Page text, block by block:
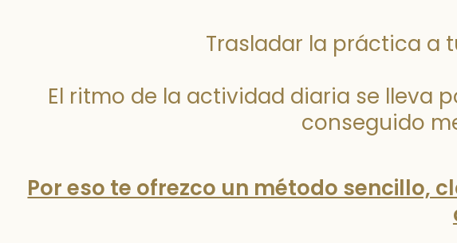
Trasladar la práctica a
El ritmo de la actividad diaria se lleva
conseguido
Por eso te ofrezco un método sencillo,